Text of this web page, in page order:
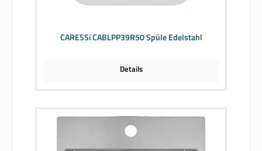
CARESSi CABLPP39R50 Spüle Edelstahl
Details